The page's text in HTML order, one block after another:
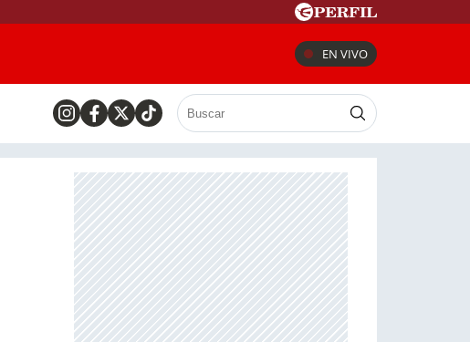
EN VIVO